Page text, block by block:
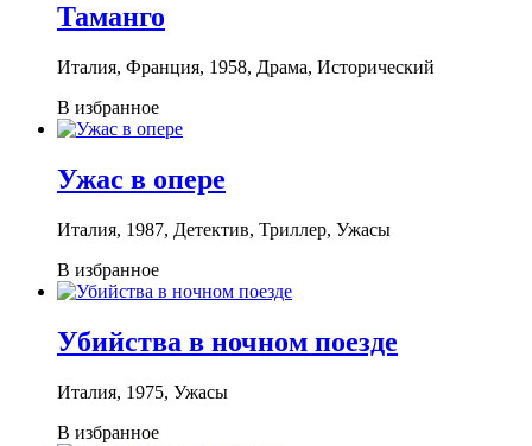
Таманго
Италия, Франция, 1958, Драма, Исторический
В избранное
Ужас в опере
Италия, 1987, Детектив, Триллер, Ужасы
В избранное
Убийства в ночном поезде
Италия, 1975, Ужасы
В избранное